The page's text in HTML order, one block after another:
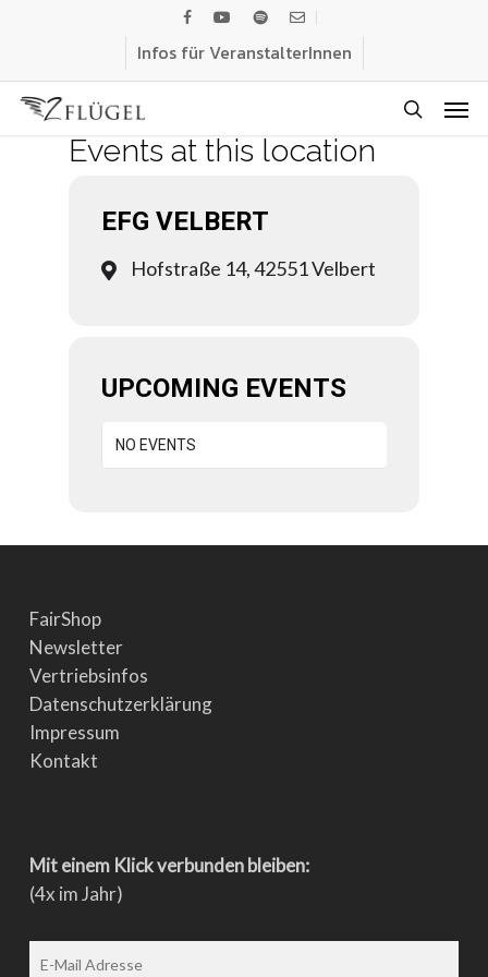
content
facebook
youtubespotifyemail
Infos für VeranstalterInnen
Events at this location
EFG VELBERT
Hofstraße 14, 42551 Velbert
UPCOMING EVENTS
NO EVENTS
FairShop
Newsletter
Vertriebsinfos
Datenschutzerklärung
Impressum
Kontakt
Mit einem Klick verbunden bleiben:
(4x im Jahr)